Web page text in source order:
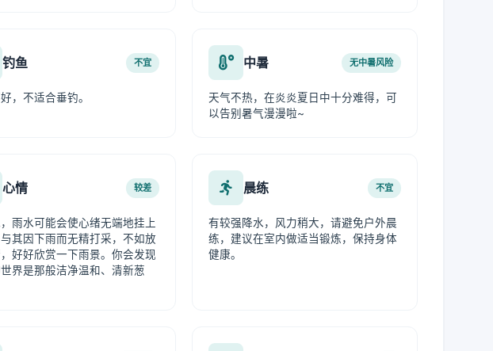
钓鱼 不宜
，不适合垂钓。
中暑 无中暑风险
天气不热，在炎炎夏日中十分难得，可
以告别暑气漫漫啦~
心情 较差
雨水可能会使心绪无端地挂上
其因下雨而无精打采，不如放
好好欣赏一下雨景。你会发现
界是那般洁净温和、清新葱
晨练 不宜
有较强降水，风力稍大，请避免户外晨
练，建议在室内做适当锻炼，保持身体
健康。